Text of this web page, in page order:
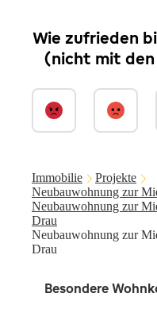
Wie zufrieden
(nicht mit
Immobilie
Projekte
Neubauwohnung zur
Neubauwohnung zur
Drau
Neubauwohnung zur
Drau
Besondere